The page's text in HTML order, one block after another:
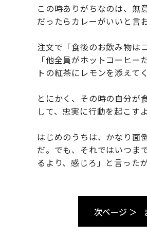
この時ありがちなのは、無
だったらカレーがいいと言
注文で「食後のお飲み物は
「他全員がホットコーヒ
トの紅茶にレモンを添えて
とにかく、その時の自分が
して、忠実に行動を起こす
はじめのうちは、かなり面
だ。でも、それではいつま
るより、感じろ」と言った
次ページ ＞